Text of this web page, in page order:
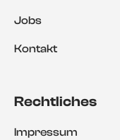
Jobs
Kontakt
Rechtliches
Impressum